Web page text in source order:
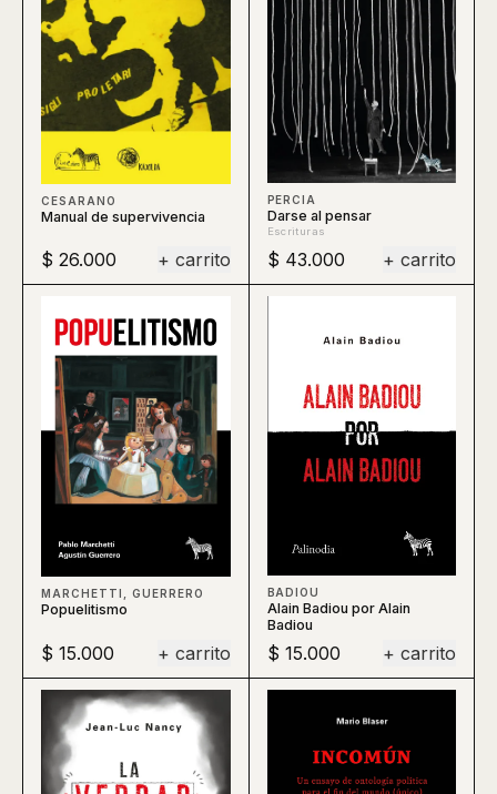
CESARANO
Manual de supervivencia
$ 26.000 + carrito
PERCIA
Darse al pensar
Escrituras
$ 43.000 + carrito
MARCHETTI, GUERRERO
Popuelitismo
$ 15.000 + carrito
BADIOU
Alain Badiou por Alain
Badiou
$ 15.000 + carrito